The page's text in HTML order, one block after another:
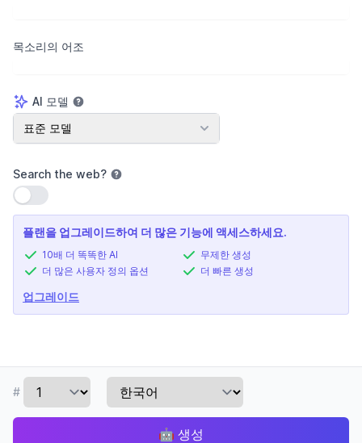
목소리의 어조
AI 모델
AI 모델
표준 모델
Search the web?
설정 사용
플랜을 업그레이드하여 더 많은 기능에 액세스하세요.
10배 더 똑똑한 AI
더 많은 사용자 정의 옵션
무제한 생성
더 빠른 생성
업그레이드
#
🤖 생성